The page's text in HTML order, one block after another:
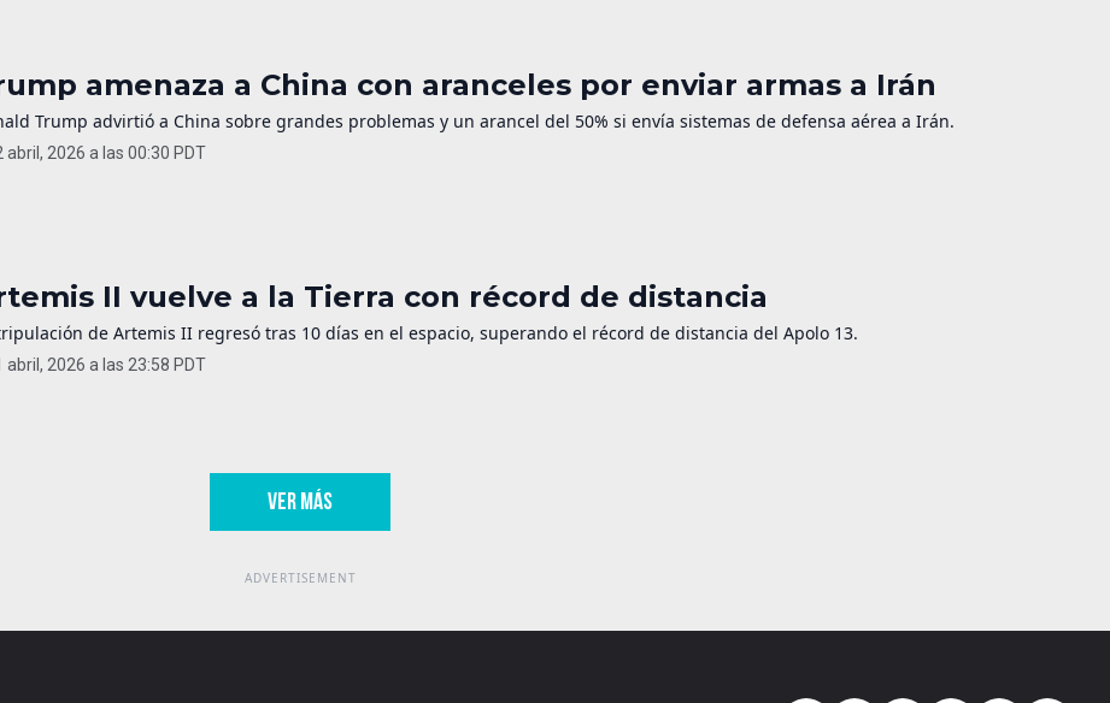
amenaza a China con aranceles por enviar armas a Irán
Trump advirtió a China sobre grandes problemas y un arancel del 50% si envía sistemas de defensa aérea a Irán.
abril, 2026 a las 00:30 PDT
II vuelve a la Tierra con récord de distancia
de Artemis II regresó tras 10 días en el espacio, superando el récord de distancia del Apolo 13.
abril, 2026 a las 23:58 PDT
VER MÁS